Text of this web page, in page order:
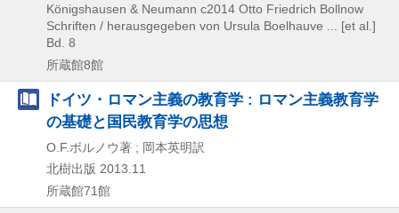
Königshausen & Neumann c2014 Otto Friedrich Bollnow
Schriften / herausgegeben von Ursula Boelhauve ... [et al.]
Bd. 8
所蔵館8館
ドイツ・ロマン主義の教育学 : ロマン主義教育学
の基礎と国民教育学の思想
O.F.ボルノウ著 ; 岡本英明訳
北樹出版 2013.11
所蔵館71館